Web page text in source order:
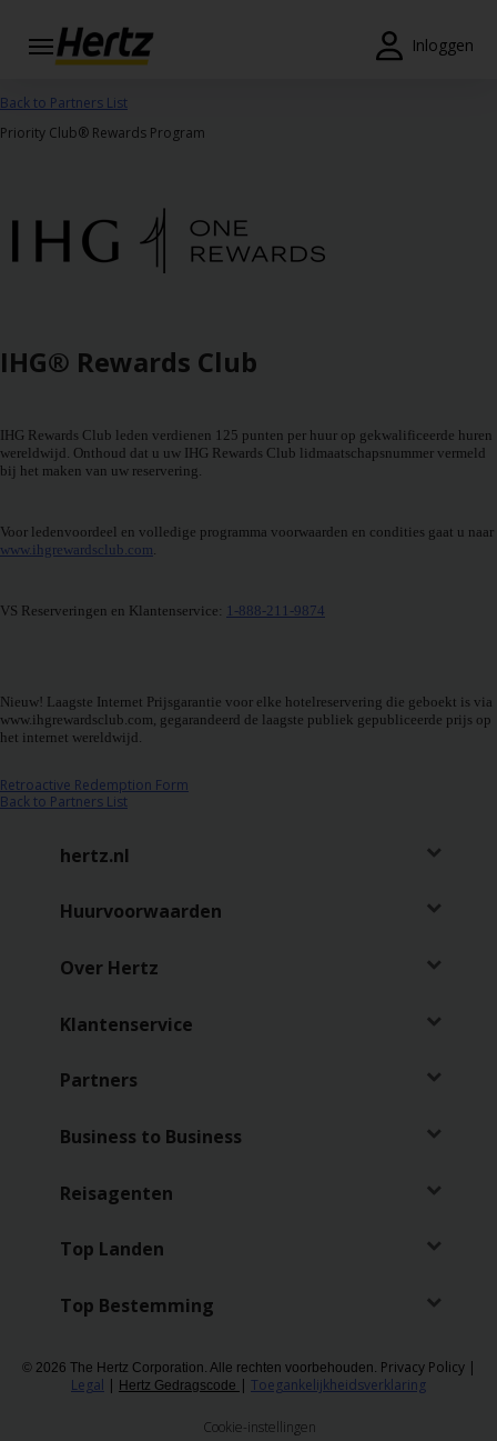
Inloggen
Menu
Reserveringen
Wijzig/annuleer
Speciale
aanbiedingen
Overview
Tarieven en
Bestelwagen
Speciale
aanbiedingen
Locaties
Bestuurders
Back to Partners List
Priority Club® Rewards Program
IHG® Rewards Club
IHG Rewards Club leden verdienen 125 punten per huur op gekwalificeerde huren
wereldwijd. Onthoud dat u uw IHG Rewards Club lidmaatschapsnummer vermeld
bij het maken van uw reservering.
Voor ledenvoordeel en volledige programma voorwaarden en condities gaat u naar
www.ihgrewardsclub.com.
VS Reserveringen en Klantenservice: 1-888-211-9874
Nieuw! Laagste Internet Prijsgarantie voor elke hotelreservering die geboekt is via
www.ihgrewardsclub.com, gegarandeerd de laagste publiek gepubliceerde prijs op
het internet wereldwijd.
Retroactive Redemption Form
Back to Partners List
hertz.nl
Huurvoorwaarden
Over Hertz
Klantenservice
Partners
Business to Business
Reisagenten
Top Landen
Top Bestemming
© 2026 The Hertz Corporation. Alle rechten voorbehouden. Privacy Policy |
Legal | Hertz Gedragscode | Toegankelijkheidsverklaring
Cookie-instellingen